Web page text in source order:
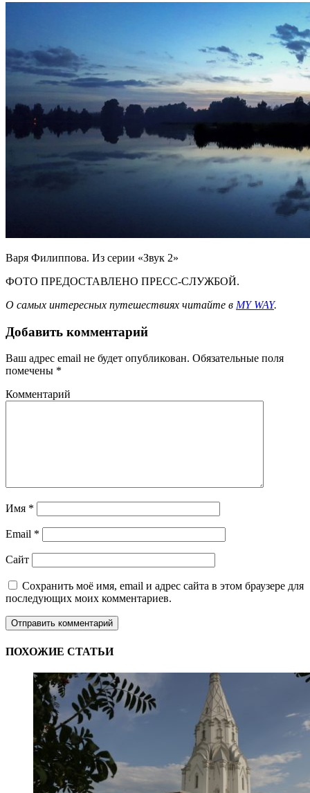
Варя Филиппова. Из серии «Звук 2»
ФОТО ПРЕДОСТАВЛЕНО ПРЕСС-СЛУЖБОЙ.
О самых интересных путешествиях читайте в MY WAY.
Добавить комментарий
Ваш адрес email не будет опубликован. Обязательные поля
помечены *
Комментарий
Имя *
Email *
Сайт
Сохранить моё имя, email и адрес сайта в этом браузере для
последующих моих комментариев.
ПОХОЖИЕ СТАТЬИ